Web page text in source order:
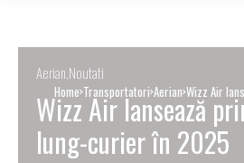
Home Transportatori Aerian Wizz Air
în 2025
Aerian Noutati
Wizz Air lansează
lung-curier în 2025